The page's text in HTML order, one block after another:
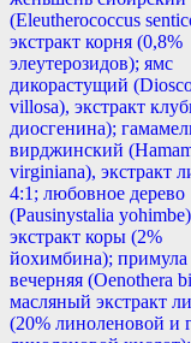
(Eleutherococcus
экстракт корня (0,8%
элеутерозидов); ямс
дикорастущий
villosa), экстракт
диосгенина);
вирджинский
virginiana), экстракт
4:1; любовное дерево
(Pausinystalia
экстракт коры (2%
йохимбина); примула
вечерняя (Oenothera
масляный экстракт
(20% линоленовой и